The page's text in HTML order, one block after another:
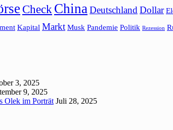
Check China Deutschland Dollar
Kapital Markt Musk Pandemie Politik Rezession
3, 2025
9, 2025
Olek im Porträt Juli 28, 2025